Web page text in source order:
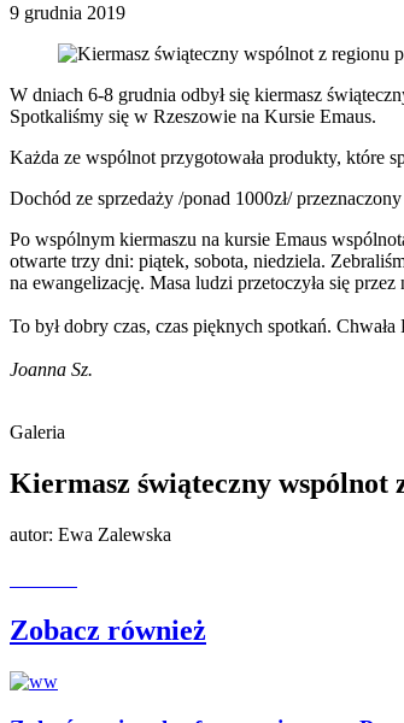
9 grudnia 2019
W dniach 6-8 grudnia odbył się kiermasz
Spotkaliśmy się w Rzeszowie na Kursie Emaus.
Każda ze wspólnot przygotowała produkty, które
Dochód ze sprzedaży /ponad 1000zł/
Po wspólnym kiermaszu na kursie Emaus
otwarte trzy dni: piątek, sobota, niedziela.
na ewangelizację. Masa ludzi przetoczyła się
To był dobry czas, czas pięknych spotkań. Chwała
Joanna Sz.
Galeria
Kiermasz świąteczny wspólnot
autor: Ewa Zalewska
Zobacz również